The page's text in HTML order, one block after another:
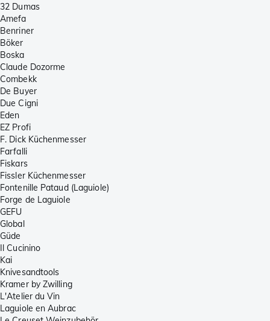
32 Dumas
Amefa
Benriner
Böker
Boska
Claude Dozorme
Combekk
De Buyer
Due Cigni
Eden
EZ Profi
F. Dick Küchenmesser
Farfalli
Fiskars
Fissler Küchenmesser
Fontenille Pataud (Laguiole)
Forge de Laguiole
GEFU
Global
Güde
Il Cucinino
Kai
Knivesandtools
Kramer by Zwilling
L'Atelier du Vin
Laguiole en Aubrac